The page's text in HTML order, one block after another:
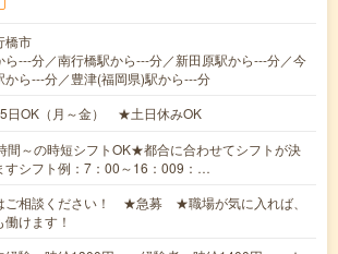
橋市
ら---分／南行橋駅から---分／新田原駅から---分／今
から---分／豊津(福岡県)駅から---分
日OK（月～金） ★土日休みOK
～の時短シフトOK★都合に合わせてシフトが決
すシフト例：7：00～16：009：…
ご相談ください！ ★急募 ★職場が気に入れば、
けます！